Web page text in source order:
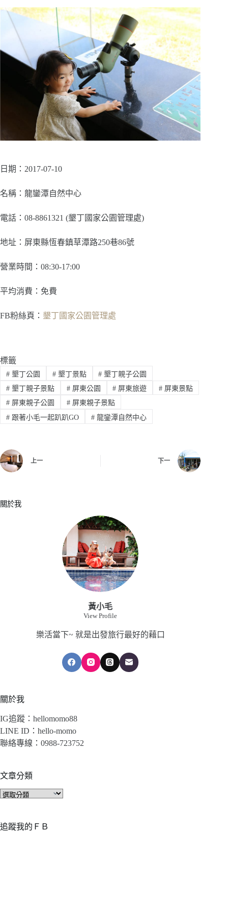
日期：2017-07-10
名稱：龍鑾潭自然中心
電話：08-8861321 (墾丁國家公園管理處)
地址：屏東縣恆春鎮草潭路250巷86號
營業時間：08:30-17:00
平均消費：免費
FB粉絲頁： 墾丁國家公園管理處
標籤
#墾丁公園 #墾丁景點 # 墾丁親子公園
#墾丁親子景點 #屏東公園 # 屏東旅遊 # 屏東景點
#屏東親子公園 #屏東親子景點
#跟著小毛一起趴趴GO #龍鑾潭自然中心
上一 下一
關於我
黃小毛
View Profile
樂活當下~ 就是出發旅行最好的藉口
關於我
IG追蹤：hellomomo88
LINE ID：hello-momo
聯絡專線：0988-723752
文章分類
文
類
追蹤我的ＦＢ